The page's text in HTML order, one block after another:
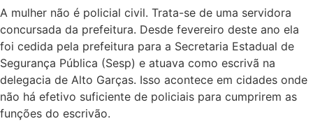
A mulher não é policial civil. Trata-se de uma servidora
concursada da prefeitura. Desde fevereiro deste ano ela
foi cedida pela prefeitura para a Secretaria Estadual de
Segurança Pública (Sesp) e atuava como escrivã na
delegacia de Alto Garças. Isso acontece em cidades onde
não há efetivo suficiente de policiais para cumprirem as
funções do escrivão.